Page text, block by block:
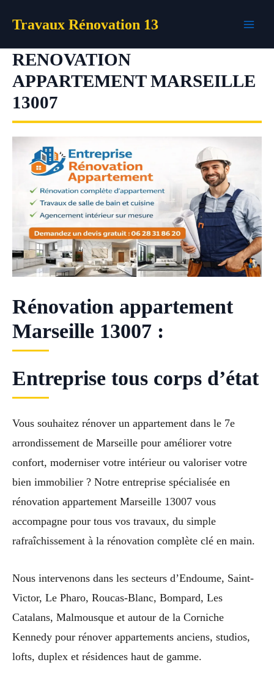
Travaux Rénovation 13
RENOVATION
APPARTEMENT MARSEILLE
13007
Rénovation appartement
Marseille 13007 :
Entreprise tous corps d’état
Vous souhaitez rénover un appartement dans le 7e
arrondissement de Marseille pour améliorer votre
confort, moderniser votre intérieur ou valoriser votre
bien immobilier ? Notre entreprise spécialisée en
rénovation appartement Marseille 13007 vous
accompagne pour tous vos travaux, du simple
rafraîchissement à la rénovation complète clé en main.
Nous intervenons dans les secteurs d’Endoume, Saint-
Victor, Le Pharo, Roucas-Blanc, Bompard, Les
Catalans, Malmousque et autour de la Corniche
Kennedy pour rénover appartements anciens, studios,
lofts, duplex et résidences haut de gamme.